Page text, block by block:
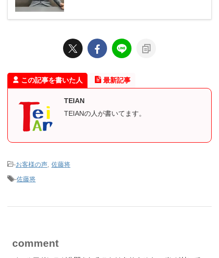
この記事を書いた人 最新記事
TEIAN
TEIANの人が書いてます。
-お客様の声 佐藤将
-佐藤将
comment